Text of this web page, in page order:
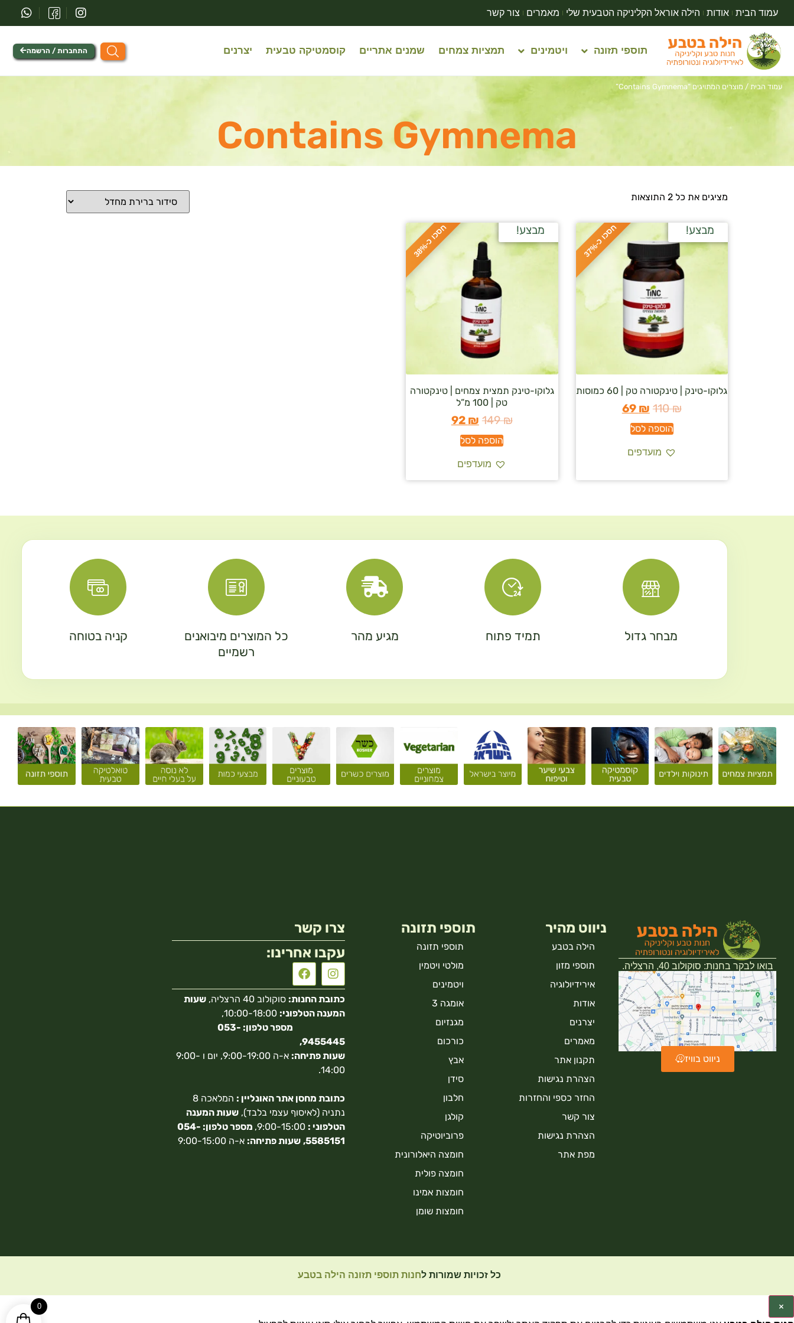
0
עמוד הבית אודות הילה אוראל הקליניקה הטבעית שלי מאמרים צור קשר
תוספי תזונה ויטמינים תמציות צמחים שמנים אתריים קוסמטיקה טבעית יצרנים התחברות / הרשמה
עמוד הבית / מוצרים המתויגים “Contains Gymnema”
Contains Gymnema
מציגים את כל ⁦2⁩ התוצאות
ח
ס
כ
ו
כ
-
3
7
% מבצע!
גלוקו-טינק | טינקטורה טק | 60 כמוסות
110₪
69 ₪
הוספה לסל
מועדפים
ח
ס
כ
ו
כ
-
3
8
% מבצע!
גלוקו-טינק תמצית צמחים | טינקטורה
טק | 100 מ”ל
149₪
92 ₪
הוספה לסל
מועדפים
מבחר גדול תמיד פתוח מגיע מהר
כל המוצרים מיבואנים
רשמיים
קניה בטוחה
בואו לבקר בחנות: סוקולוב 40, הרצליה.
ניווט בוויז
ניווט מהיר
הילה בטבע
תוספי מזון
אירידיולוגיה
אודות
יצרנים
מאמרים
תקנון אתר
הצהרת נגישות
החזר כספי והחזרות
צור קשר
הצהרת נגישות
מפת אתר
תוספי תזונה
תוספי תזונה
מולטי ויטמין
ויטמינים
אומגה 3
מגנזיום
כורכום
אבץ
סידן
חלבון
קולגן
פרוביוטיקה
חומצה היאלורונית
חומצה פולית
חומצות אמינו
חומצות שומן
צרו קשר
עקבו אחרינו:
כתובת החנות: סוקולוב 40 הרצליה,
שעות
המענה הטלפוני:
10:00-18:00,
מספר טלפון: 053-
9455445,
שעות פתיחה:
א-ה 9:00-19:00, יום ו 9:00-
14:00.
כתובת מחסן אתר האונליין :
המלאכה 8
נתניה (לאיסוף עצמי בלבד),שעות המענה
הטלפוני : 9:00-15:00,
מספר טלפון: 054-
5585151, שעות פתיחה: א-ה 9:00-15:00
כל זכויות שמורות לחנות תוספי תזונה הילה בטבע
×